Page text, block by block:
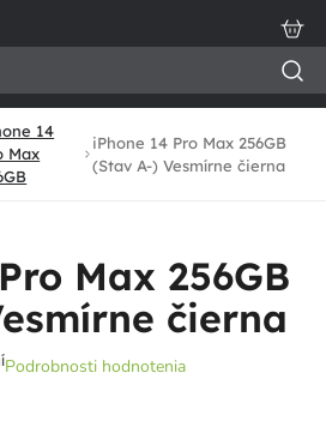
14
Max
iPhone 14 Pro Max 256GB
(Stav A-) Vesmírne čierna
Max 256GB
čierna
Podrobnosti hodnotenia